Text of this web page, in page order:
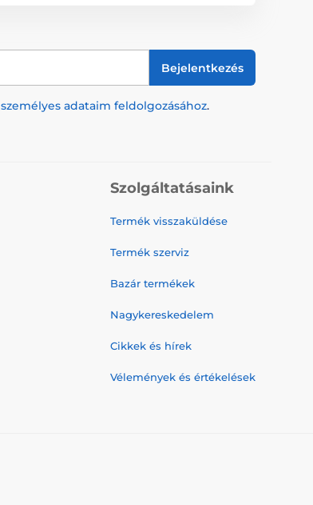
Bejelentkezés
személyes adataim feldolgozásához.
Szolgáltatásaink
Termék visszaküldése
Termék szerviz
Bazár termékek
Nagykereskedelem
Cikkek és hírek
Vélemények és értékelések